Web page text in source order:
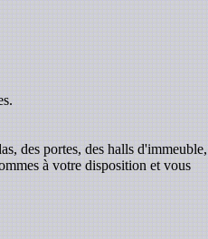
des portes, des halls d'immeuble,
à votre disposition et vous